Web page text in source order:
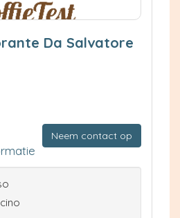
Da Salvatore
Neem contact op